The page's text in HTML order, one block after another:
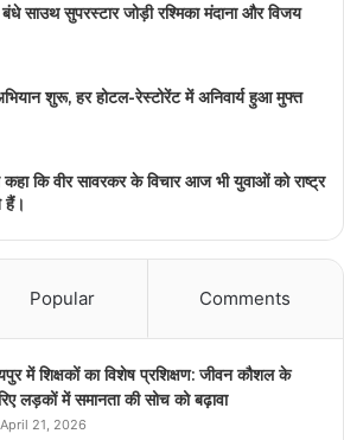
साउथ सुपरस्टार जोड़ी रश्मिका मंदाना और विजय
शुरू, हर होटल-रेस्टोरेंट में अनिवार्य हुआ मुफ्त
कि वीर सावरकर के विचार आज भी युवाओं को राष्ट्र
हैं।
Popular Comments
में शिक्षकों का विशेष प्रशिक्षण: जीवन कौशल के
लड़कों में समानता की सोच को बढ़ावा
April 21, 2026